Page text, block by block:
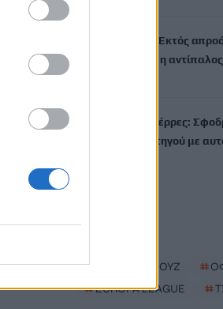
Europa League: Εκτός
Σόφιας θα είναι η
Τραγωδία στις Σέρρες:
σύγκρουση φορτηγού με
# ΣΤΕΝΑ ΟΡΜΟΥΖ #
#EUROPA LEAGUE #